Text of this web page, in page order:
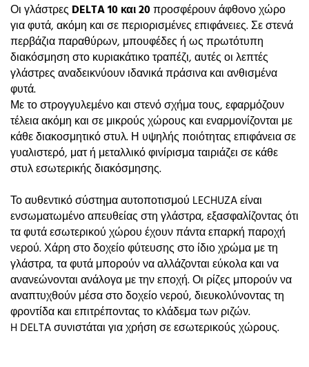
Οι γλάστρεςDELTA 10 και 20προσφέρουν άφθονο χώρο
για φυτά, ακόμη και σε περιορισμένες επιφάνειες. Σε στενά
περβάζια παραθύρων, μπουφέδες ή ως πρωτότυπη
διακόσμηση στο κυριακάτικο τραπέζι, αυτές οι λεπτές
γλάστρες αναδεικνύουν ιδανικά πράσινα και ανθισμένα
φυτά.
Με το στρογγυλεμένο και στενό σχήμα τους, εφαρμόζουν
τέλεια ακόμη και σε μικρούς χώρους και εναρμονίζονται με
κάθε διακοσμητικό στυλ. Η υψηλής ποιότητας επιφάνεια σε
γυαλιστερό, ματ ή μεταλλικό φινίρισμα ταιριάζει σε κάθε
στυλ εσωτερικής διακόσμησης.
Το αυθεντικό σύστημα αυτοποτισμού LECHUZA είναι
ενσωματωμένο απευθείας στη γλάστρα, εξασφαλίζοντας ότι
τα φυτά εσωτερικού χώρου έχουν πάντα επαρκή παροχή
νερού. Χάρη στο δοχείο φύτευσης στο ίδιο χρώμα με τη
γλάστρα, τα φυτά μπορούν να αλλάζονται εύκολα και να
ανανεώνονται ανάλογα με την εποχή. Οι ρίζες μπορούν να
αναπτυχθούν μέσα στο δοχείο νερού, διευκολύνοντας τη
φροντίδα και επιτρέποντας το κλάδεμα των ριζών.
H DELTA συνιστάται για χρήση σε εσωτερικούς χώρους.